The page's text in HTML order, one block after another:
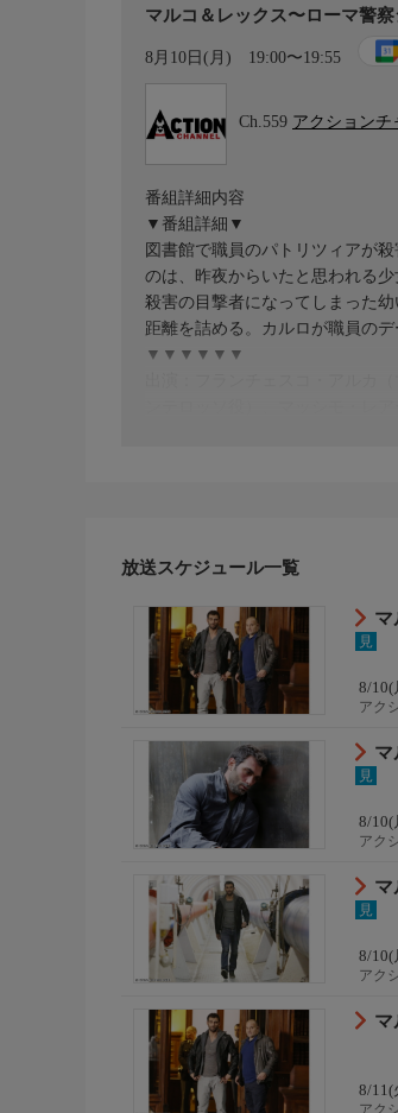
マルコ＆レックス〜ローマ警
8月10日(月) 19:00〜19:55
Ch.559 アクションチ
番組詳細内容
▼番組詳細▼
図書館で職員のパトリツィアが
のは、昨夜からいたと思われる
殺害の目撃者になってしまった
距離を詰める。カルロが職員の
▼▼▼▼▼▼
ンテロッソ役）、マッシモ・レ
放送スケジュール一覧
マ
見
8/10(
アク
マ
見
8/10(
アク
マ
見
8/10(
アク
マ
8/11(
アク